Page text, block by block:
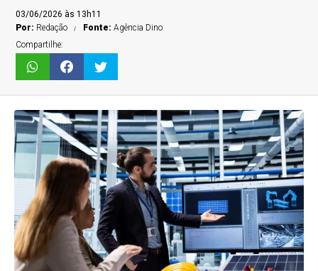
03/06/2026 às 13h11
Por: Redação Fonte:Agência Dino
Compartilhe: